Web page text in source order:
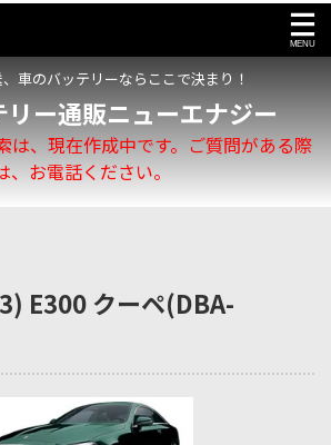
車のバッテリーならここで決まり！
ー通販ニューエナジー
は、現在作成中です。ご質問がある際
、お電話ください。
E300 クーペ(DBA-